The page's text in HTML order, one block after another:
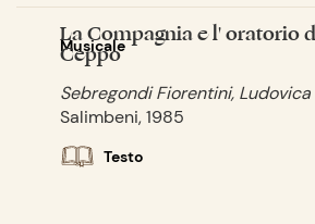
Musicale
La Compagnia e l' oratorio
Ceppo
Sebregondi Fiorentini, Ludovica
Salimbeni, 1985
Testo